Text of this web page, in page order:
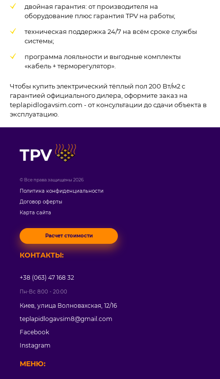
двойная гарантия: от производителя на
оборудование плюс гарантия TPV на работы;
техническая поддержка 24/7 на всём сроке службы
системы;
программа лояльности и выгодные комплекты
«кабель + терморегулятор».
Чтобы купить электрический тёплый пол 200 Вт/м2 с
гарантией официального дилера, оформите заказ на
teplapidlogavsim.com - от консультации до сдачи объекта в
эксплуатацию.
TPV
© Все права защищены 2026
Политика конфиденциальности
Договор оферты
Карта сайта
Расчет стоимости
МЕНЮ:
КОНТАКТЫ:
+38 (063) 47 168 32
Пн-Вс 8:00 - 20:00
Киев, улица Волновахская, 12/16
teplapidlogavsim8@gmail.com
Facebook
Instagram